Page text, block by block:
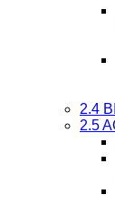
2.4
2.5